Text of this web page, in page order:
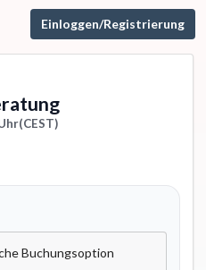
Einloggen/Registrierung
(CEST)
Buchungsoption